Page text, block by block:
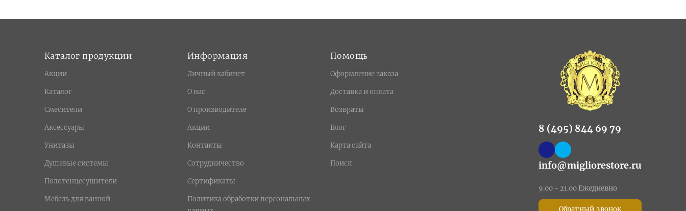
Каталог продукции
Акции
Каталог
Смесители
Аксессуары
Унитазы
Душевые системы
Полотенцесушители
Мебель для ванной
Информация
Личный кабинет
О нас
О производителе
Акции
Контакты
Сотрудничество
Сертификаты
Политика обработки персональных
Помощь
Оформление заказа
Доставка и оплата
Возвраты
Блог
Карта сайта
Поиск
8 (495) 844 69 79
info@migliorestore.ru
9.00 - 21.00 Ежедневно